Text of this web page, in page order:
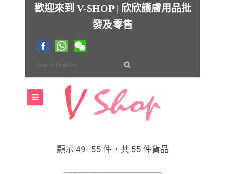
歡迎來到 V-SHOP | 欣欣護膚用品批
發及零售
顯示 49–55 件，共 55 件貨品